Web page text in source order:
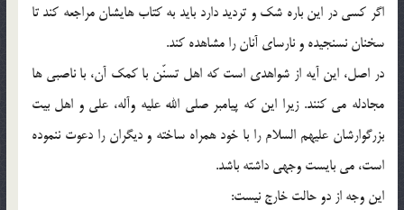
اگر کسى در این باره شک و تردید دارد باید به کتاب هایشان مراجعه کند تا
سخنان نسنجیده و نارساى آنان را مشاهده کند.
در اصل، این آیه از شواهدى است که اهل تسنّن با کمک آن، با ناصبى ها
مجادله مى کنند. زیرا این که پیامبر صلى الله علیه وآله، على و اهل بیت
بزرگوارشان علیهم السلام را با خود همراه ساخته و دیگران را دعوت ننموده
است، مى بایست وجهى داشته باشد.
این وجه از دو حالت خارج نیست: